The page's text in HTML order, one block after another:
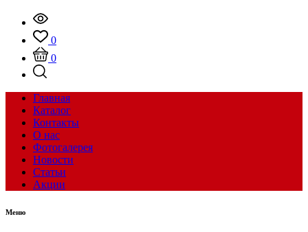
0
0
Главная
Каталог
Контакты
О нас
Фотогалерея
Новости
Статьи
Акции
Меню